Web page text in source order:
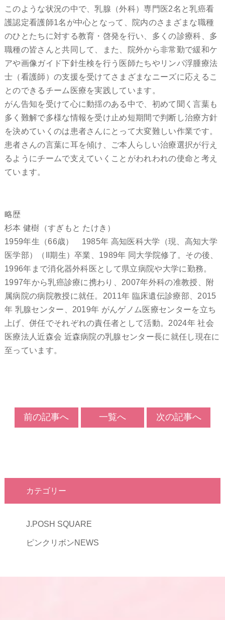
このような状況の中で、乳腺（外科）専門医2名と乳癌看
護認定看護師1名が中心となって、院内のさまざまな職種
のひとたちに対する教育・啓発を行い、多くの診療科、多
職種の皆さんと共同して、また、院外から非常勤で緩和ケ
アや画像ガイド下針生検を行う医師たちやリンパ浮腫療法
士（看護師）の支援を受けてさまざまなニーズに応えるこ
とのできるチーム医療を実践しています。
がん告知を受けて心に動揺のある中で、初めて聞く言葉も
多く難解で多様な情報を受け止め短期間で判断し治療方針
を決めていくのは患者さんにとって大変難しい作業です。
患者さんの言葉に耳を傾け、ご本人らしい治療選択が行え
るようにチームで支えていくことがわれわれの使命と考え
ています。
略歴
杉本 健樹（すぎもと たけき）
1959年生（66歳） 1985年 高知医科大学（現、高知大学
医学部）（II期生）卒業、1989年 同大学院修了。その後、
1996年まで消化器外科医として県立病院や大学に勤務。
1997年から乳癌診療に携わり、2007年外科の准教授、附
属病院の病院教授に就任。2011年 臨床遺伝診療部、2015
年 乳腺センター、2019年 がんゲノム医療センターを立ち
上げ、併任でそれぞれの責任者として活動。2024年 社会
医療法人近森会 近森病院の乳腺センター長に就任し現在に
至っています。
前の記事へ 一覧へ 次の記事へ
カテゴリー
J.POSH SQUARE
ピンクリボンNEWS